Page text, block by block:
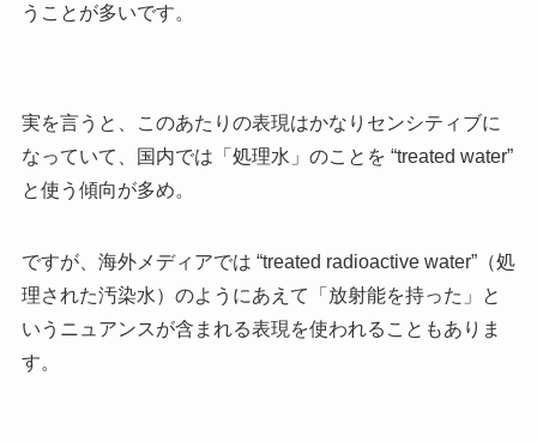
うことが多いです。
実を言うと、このあたりの表現はかなりセンシティブに
なっていて、国内では「処理水」のことを “treated water”
と使う傾向が多め。
ですが、海外メディアでは “treated radioactive water”（処
理された汚染水）のようにあえて「放射能を持った」と
いうニュアンスが含まれる表現を使われることもありま
す。